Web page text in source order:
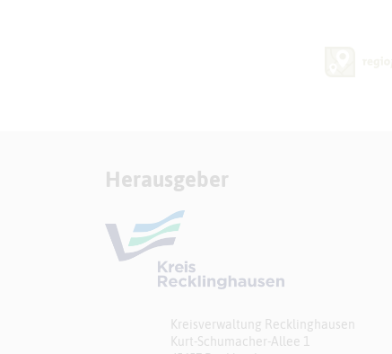
Herausgeber
Kreisverwaltung Recklinghausen
Kurt-Schumacher-Allee 1